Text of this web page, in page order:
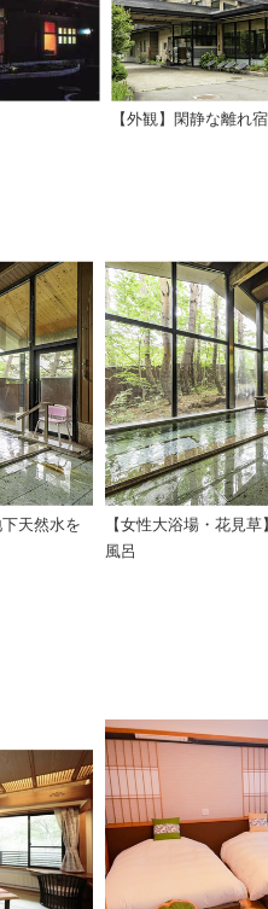
【外観】閑静な離れ
天然水を
【女性大浴場・花見
風呂